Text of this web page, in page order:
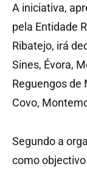
A iniciativa,
pela Entidade
Ribatejo, irá
Sines, Évora,
Reguengos de
Covo,
Segundo a
como